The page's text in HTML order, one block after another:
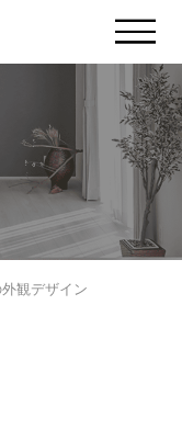
観デザイン